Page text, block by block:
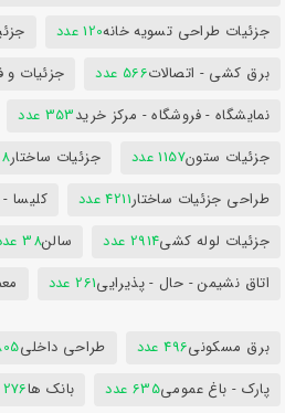
جزئیات طراحی تسویه خانه120 عدد
برق کشی - اتصالات566 عدد جزئیات
نمایشگاه - فروشگاه - مرکز خرید353 عدد
جزئیات ستون1157 عدد جزئیات ساختار
طراحی جزئیات ساختار4211 عدد کلیسا
جزئیات لوله کشی2914 عدد سالن38 عدد
اتاق نشیمن - حال - پذیرایی261 عدد
برق مسکونی496 عدد طراحی داخلی805
پارک - باغ عمومی635 عدد بانک ها276 عدد